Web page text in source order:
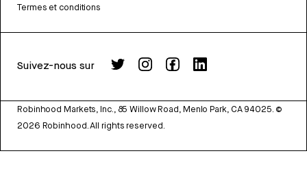
Termes et conditions
Suivez-nous sur
Robinhood Markets, Inc., 85 Willow Road, Menlo Park, CA 94025. ©
2026 Robinhood. All rights reserved.